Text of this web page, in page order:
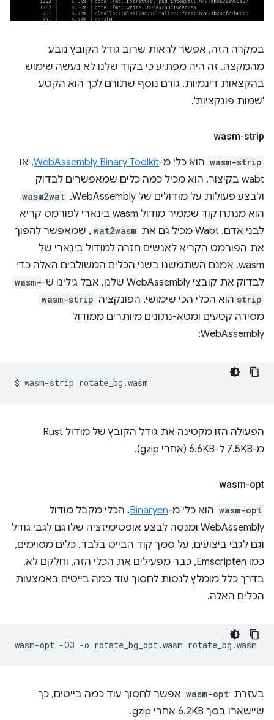
במקרה הזה, אפשר לראות שרוב גודל הקובץ נובע
מהמקצה. זה היה מפתיע כי בקוד שלנו לא נעשה שימוש
בהקצאות דינמיות. גורם נוסף שתורם לכך הוא הקטע
'שמות פונקציות'.
wasm-strip
wasm-strip הוא כלי מ-WebAssembly Binary Toolkit, או
wabt בקיצור. הוא מכיל כמה כלים שמאפשרים לבדוק
ולבצע פעולות על מודולים של WebAssembly.
wasm2wat
הוא מנתח קוד שממיר מודול wasm בינארי לפורמט קריא
לבני אדם. Wabt מכיל גם את
wat2wasm , שמאפשר להפוך
את הפורמט הקריא לאנשים חזרה למודול בינארי של
wasm. אמנם השתמשנו בשני הכלים המשולבים האלה כדי
לבדוק את קובצי WebAssembly שלנו, אבל גילינו ש-
wasm-
strip הוא הכלי הכי שימושי. הפונקציה wasm-strip
מסירה קטעים ומטא-נתונים מיותרים ממודול
WebAssembly:
$ wasm-strip
הפעולה הזו מקטינה את גודל הקובץ של מודול Rust
מ-7.5KB ל-6.6KB (אחרי gzip).
wasm-opt
wasm-opt הוא כלי מ-Binaryen. הכלי מקבל מודול
WebAssembly ומנסה לבצע אופטימיזציה שלו גם לגבי גודל
וגם לגבי ביצועים, על סמך קוד הבייט בלבד. כלים מסוימים,
כמו Emscripten, כבר מפעילים את הכלי הזה, וחלקם לא.
בדרך כלל מומלץ לנסות לחסוך עוד כמה בייטים באמצעות
הכלים האלה.
wasm-opt -O3 -o rotate_bg_opt.wasm
בעזרת wasm-opt אפשר לחסוך עוד כמה בייטים, כך
שיישארו בסך 6.2KB אחרי gzip.